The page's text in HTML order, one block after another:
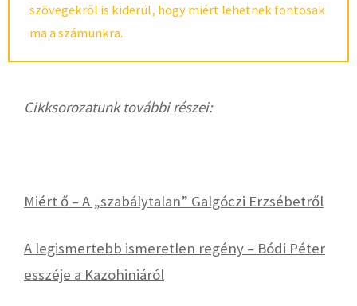
szövegekről is kiderül, hogy miért lehetnek fontosak
ma a számunkra.
Cikksorozatunk további részei:
Miért ő – A „szabálytalan” Galgóczi Erzsébetről
A legismertebb ismeretlen regény – Bódi Péter
esszéje a Kazohiniáról